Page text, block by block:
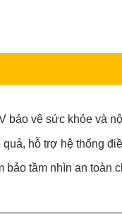
bảo vệ sức khỏe và
hỗ trợ hệ thống
bảo tầm nhìn an toàn